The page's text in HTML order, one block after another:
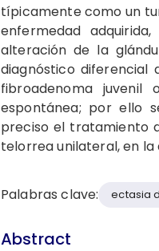
típicamente como un
enfermedad
alteración de la
diagnóstico diferencial
fibroadenoma
espontánea; por ello
preciso el tratamiento
telorrea unilateral, en
Palabras clave: ectasia
Abstract